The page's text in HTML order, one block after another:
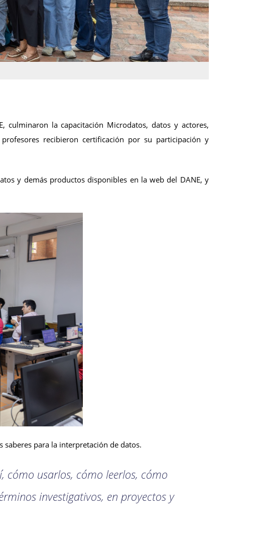
culminaron la capacitación Microdatos, datos y actores,
recibieron certificación por su participación y
y demás productos disponibles en la web del DANE, y
saberes para la interpretación de datos.
cómo usarlos, cómo leerlos, cómo
investigativos, en proyectos y